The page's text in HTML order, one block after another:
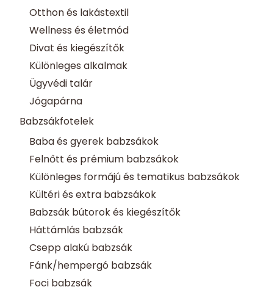
Otthon és lakástextil
Wellness és életmód
Divat és kiegészítők
Különleges alkalmak
Ügyvédi talár
Jógapárna
Babzsákfotelek
Baba és gyerek babzsákok
Felnőtt és prémium babzsákok
Különleges formájú és tematikus babzsákok
Kültéri és extra babzsákok
Babzsák bútorok és kiegészítők
Háttámlás babzsák
Csepp alakú babzsák
Fánk/hempergó babzsák
Foci babzsák